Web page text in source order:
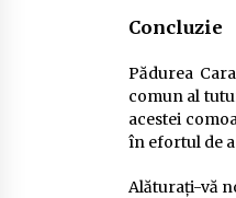
Concluzie
Pădurea
comun al
acestei
în efortul de
Alăturați-vă